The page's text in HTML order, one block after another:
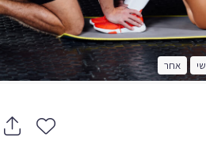
אחר